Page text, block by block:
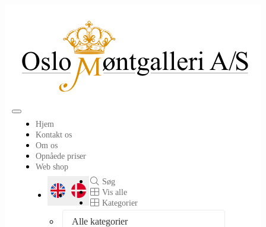
Toggle
navigation
Hjem
Kontakt os
Om os
Opnåede priser
Web shop
Søg
Vis alle
Kategorier
Alle kategorier